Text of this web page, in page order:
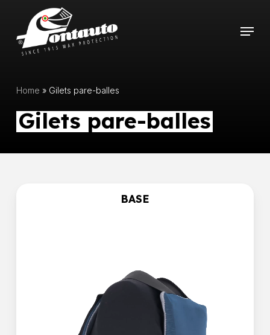
content
Menu
Home » Gilets pare-balles
Gilets pare-balles
BASE